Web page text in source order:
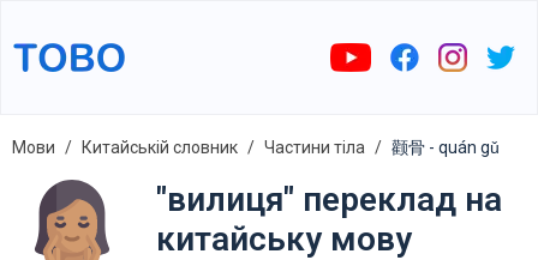
Мови Китайській словник Частини тіла 颧骨 - quán gǔ
"вилиця" переклад на
китайську мову